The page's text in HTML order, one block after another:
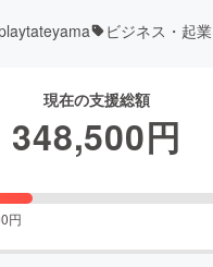
ビジネス・起業
現在の支援総額
348,500円
円